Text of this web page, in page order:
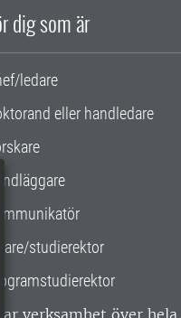
dig som är
ledare
eller handledare
studierektor